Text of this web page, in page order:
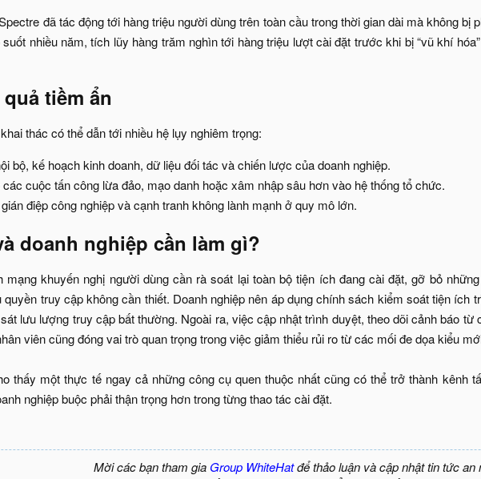
đã tác động tới hàng triệu người dùng trên toàn cầu trong thời gian dài mà không bị
nhiều năm, tích lũy hàng trăm nghìn tới hàng triệu lượt cài đặt trước khi bị “vũ khí
tiềm ẩn​
thác có thể dẫn tới nhiều hệ lụy nghiêm trọng:​
bộ, kế hoạch kinh doanh, dữ liệu đối tác và chiến lược của doanh nghiệp.​
cuộc tấn công lừa đảo, mạo danh hoặc xâm nhập sâu hơn vào hệ thống tổ chức.​
điệp công nghiệp và cạnh tranh không lành mạnh ở quy mô lớn.​
doanh nghiệp cần làm gì?​
mạng khuyến nghị người dùng cần rà soát lại toàn bộ tiện ích đang cài đặt, gỡ bỏ
quyền truy cập không cần thiết. Doanh nghiệp nên áp dụng chính sách kiểm soát tiện ích
lưu lượng truy cập bất thường. Ngoài ra, việc cập nhật trình duyệt, theo dõi cảnh báo từ
viên cũng đóng vai trò quan trọng trong việc giảm thiểu rủi ro từ các mối đe dọa kiểu
thấy một thực tế ngay cả những công cụ quen thuộc nhất cũng có thể trở thành kênh
nghiệp buộc phải thận trọng hơn trong từng thao tác cài đặt.​
Mời các bạn tham gia Group WhiteHatđể thảo luận và cập nhật tin tức an